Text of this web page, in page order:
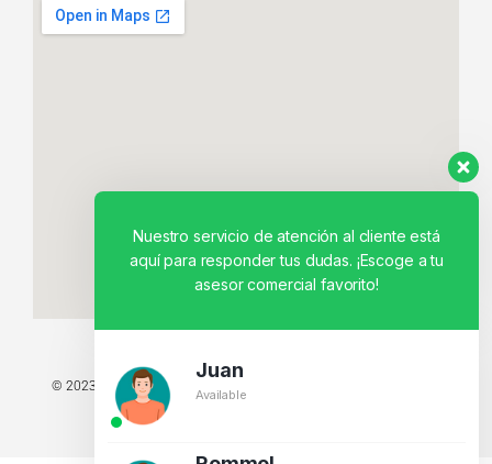
© 2023 TODOS LOS DERECHOS RESERVADOS - TECNIT TU TIENDA
TECNOLÓGICA.
Nuestro servicio de atención al cliente está
aquí para responder tus dudas. ¡Escoge a tu
asesor comercial favorito!
Juan
Available